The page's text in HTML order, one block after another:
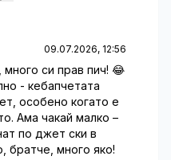
09.07.2026, 12:56
си прав пич! 😂
- кебапчетата
особено когато е
Ама чакай малко –
по джет ски в
братче, много яко!